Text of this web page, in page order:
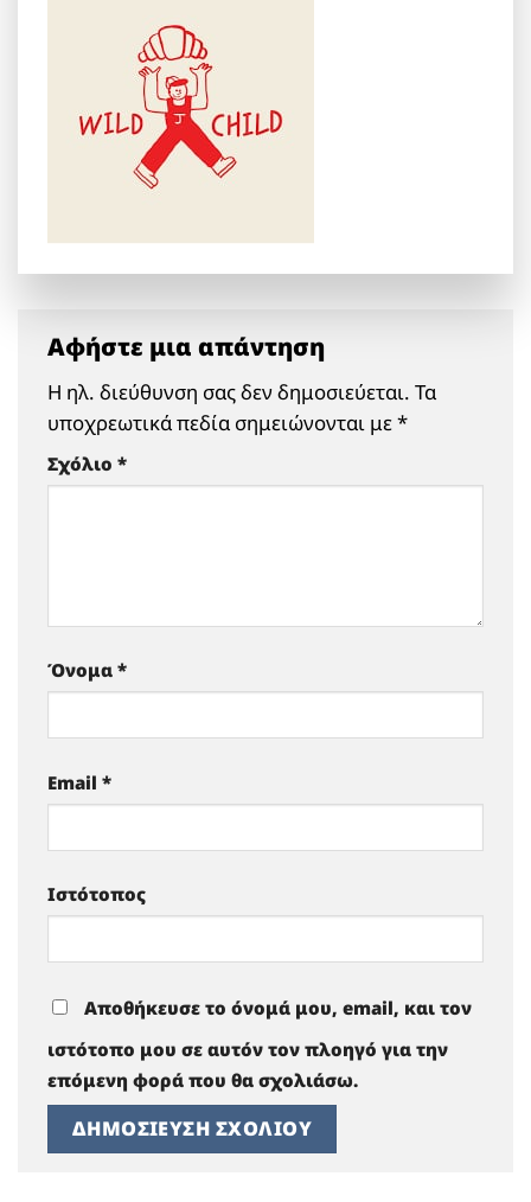
Αφήστε μια απάντηση
Η ηλ. διεύθυνση σας δεν δημοσιεύεται. Τα
υποχρεωτικά πεδία σημειώνονται με*
Σχόλιο *
Όνομα *
Email *
Ιστότοπος
Αποθήκευσε το όνομά μου, email, και τον
ιστότοπο μου σε αυτόν τον πλοηγό για την
επόμενη φορά που θα σχολιάσω.